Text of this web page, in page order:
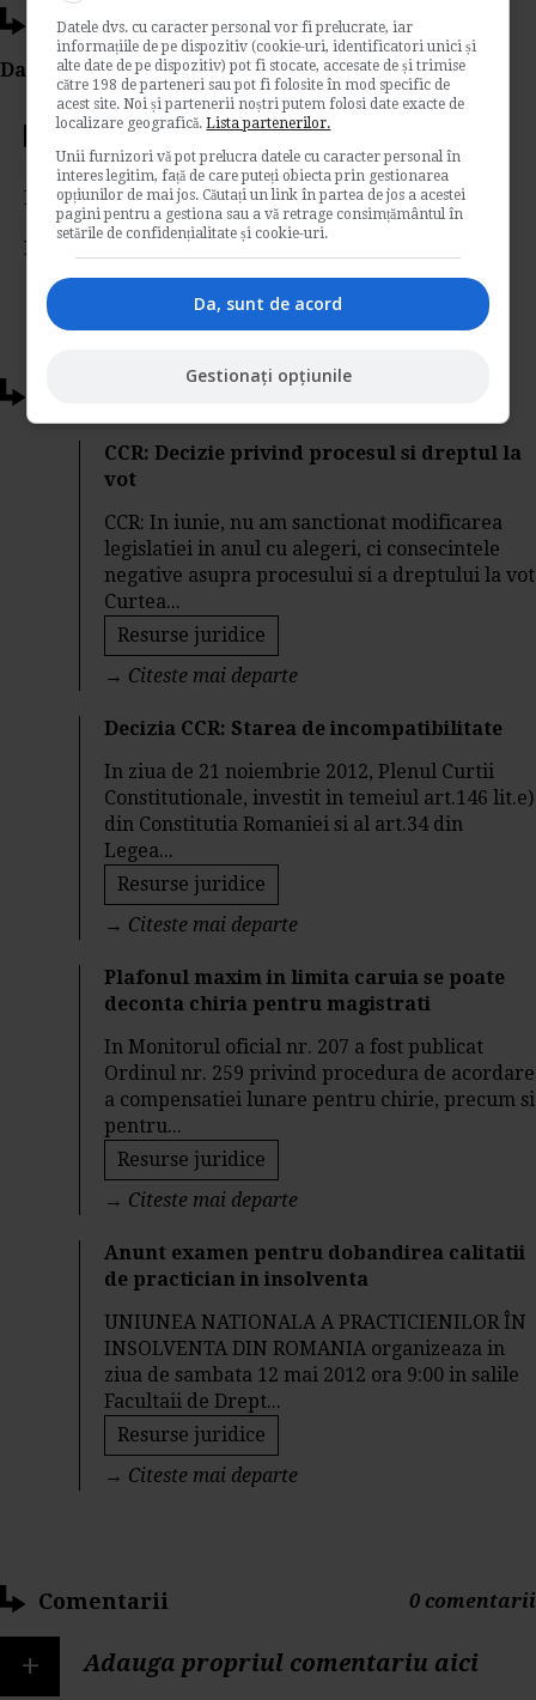
Ti-a placut acest articol?
Da Like, Printeaza sau trimite pe Email!
Rating:
Nota: voturi
CCR: Decizie privind procesul si dreptul la
vot
CCR: In iunie, nu am sanctionat modificarea
legislatiei in anul cu alegeri, ci consecintele
negative asupra procesului si a dreptului la vot
Curtea...
Resurse juridice
→ Citeste mai departe
Decizia CCR: Starea de incompatibilitate
In ziua de 21 noiembrie 2012, Plenul Curtii
Constitutionale, investit in temeiul art.146 lit.e)
din Constitutia Romaniei si al art.34 din
Legea...
Resurse juridice
→ Citeste mai departe
Plafonul maxim in limita caruia se poate
deconta chiria pentru magistrati
In Monitorul oficial nr. 207 a fost publicat
Ordinul nr. 259 privind procedura de acordare
a compensatiei lunare pentru chirie, precum si
pentru...
Resurse juridice
→ Citeste mai departe
Anunt examen pentru dobandirea calitatii
de practician in insolventa
UNIUNEA NATIONALA A PRACTICIENILOR ÎN
INSOLVENTA DIN ROMANIA organizeaza in
ziua de sambata 12 mai 2012 ora 9:00 in salile
Facultaii de Drept...
Resurse juridice
→ Citeste mai departe
Comentarii 0 comentarii
+ Adauga propriul comentariu aici
Datele dvs. cu caracter personal vor fi prelucrate, iar
informațiile de pe dispozitiv (cookie-uri, identificatori unici și
alte date de pe dispozitiv) pot fi stocate, accesate de și trimise
către 198 de parteneri sau pot fi folosite în mod specific de
acest site. Noi și partenerii noștri putem folosi date exacte de
localizare geografică.Lista partenerilor.
Unii furnizori vă pot prelucra datele cu caracter personal în
interes legitim, față de care puteți obiecta prin gestionarea
opțiunilor de mai jos. Căutați un link în partea de jos a acestei
pagini pentru a gestiona sau a vă retrage consimțământul în
setările de confidențialitate și cookie-uri.
Da, sunt de acord
Gestionați opțiunile